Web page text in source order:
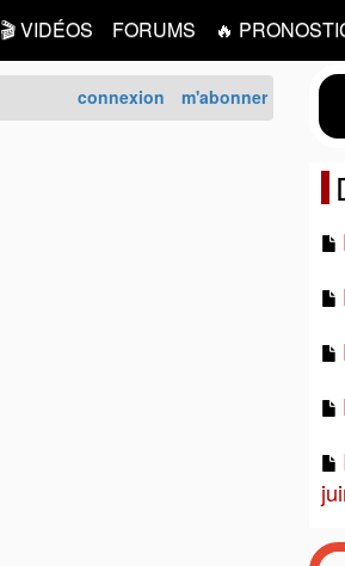
🎬 VIDÉOS FORUMS 🔥
connexion m'abonner